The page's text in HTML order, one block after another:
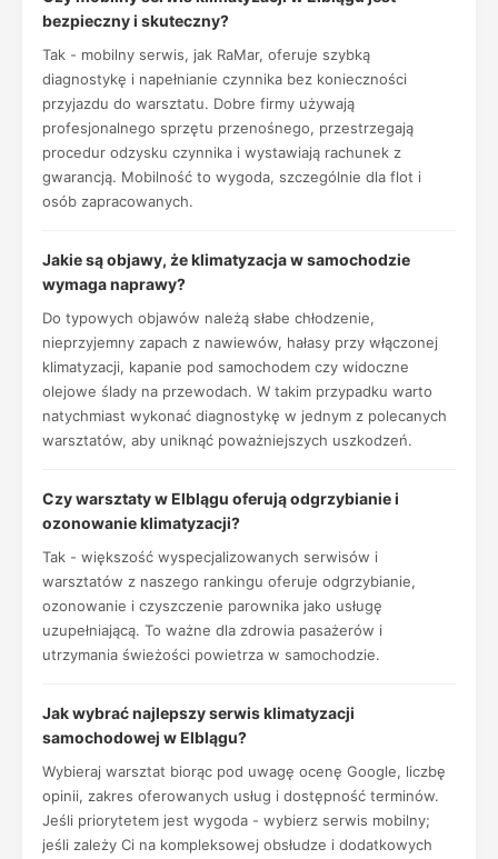
bezpieczny i skuteczny?
Tak - mobilny serwis, jak RaMar, oferuje szybką
diagnostykę i napełnianie czynnika bez konieczności
przyjazdu do warsztatu. Dobre firmy używają
profesjonalnego sprzętu przenośnego, przestrzegają
procedur odzysku czynnika i wystawiają rachunek z
gwarancją. Mobilność to wygoda, szczególnie dla flot i
osób zapracowanych.
Jakie są objawy, że klimatyzacja w samochodzie
wymaga naprawy?
Do typowych objawów należą słabe chłodzenie,
nieprzyjemny zapach z nawiewów, hałasy przy włączonej
klimatyzacji, kapanie pod samochodem czy widoczne
olejowe ślady na przewodach. W takim przypadku warto
natychmiast wykonać diagnostykę w jednym z polecanych
warsztatów, aby uniknąć poważniejszych uszkodzeń.
Czy warsztaty w Elblągu oferują odgrzybianie i
ozonowanie klimatyzacji?
Tak - większość wyspecjalizowanych serwisów i
warsztatów z naszego rankingu oferuje odgrzybianie,
ozonowanie i czyszczenie parownika jako usługę
uzupełniającą. To ważne dla zdrowia pasażerów i
utrzymania świeżości powietrza w samochodzie.
Jak wybrać najlepszy serwis klimatyzacji
samochodowej w Elblągu?
Wybieraj warsztat biorąc pod uwagę ocenę Google, liczbę
opinii, zakres oferowanych usług i dostępność terminów.
Jeśli priorytetem jest wygoda - wybierz serwis mobilny;
jeśli zależy Ci na kompleksowej obsłudze i dodatkowych